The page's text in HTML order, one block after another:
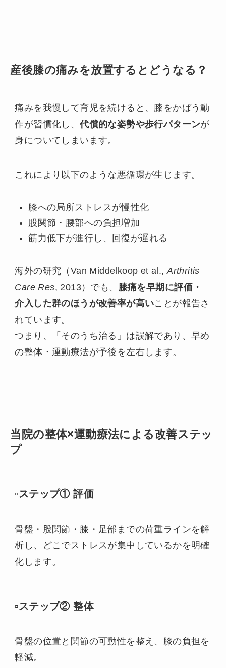
産後膝の痛みを放置するとどうなる？
痛みを我慢して育児を続けると、膝をかばう動
作が習慣化し、代償的な姿勢や歩行パターンが
身についてしまいます。
これにより以下のような悪循環が生じます。
膝への局所ストレスが慢性化
股関節・腰部への負担増加
筋力低下が進行し、回復が遅れる
海外の研究（Van Middelkoop et al.,Arthritis
Care Res, 2013）でも、 膝痛を早期に評価・
介入した群のほうが改善率が高いことが報告さ
れています。
つまり、「そのうち治る」は誤解であり、早め
の整体・運動療法が予後を左右します。
当院の整体×運動療法による改善ステッ
プ
▫️ステップ① 評価
骨盤・股関節・膝・足部までの荷重ラインを解
析し、どこでストレスが集中しているかを明確
化します。
▫️ステップ② 整体
骨盤の位置と関節の可動性を整え、膝の負担を
軽減。